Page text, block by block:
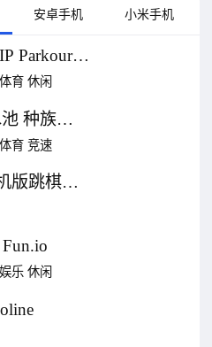
操的健美操女生、滑长板模拟器
运动游戏、Draw Aquapark、脑
念版体育竞技游戏、Tycoon Idle
大跳水类手游排行榜
安卓手机 小米手机
Parkour
体育 休闲
种族
体育 竞速
版跳棋小
娱乐 休闲